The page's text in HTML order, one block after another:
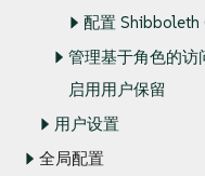
配置 Shibboleth
管理基于角色的访
启用用户保留
用户设置
全局配置